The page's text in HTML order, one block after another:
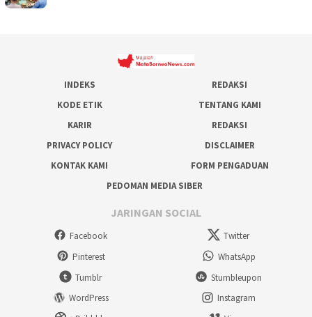
INDEKS
REDAKSI
KODE ETIK
TENTANG KAMI
KARIR
REDAKSI
PRIVACY POLICY
DISCLAIMER
KONTAK KAMI
FORM PENGADUAN
PEDOMAN MEDIA SIBER
JARINGAN SOCIAL
Facebook
Twitter
Pinterest
WhatsApp
Tumblr
Stumbleupon
WordPress
Instagram